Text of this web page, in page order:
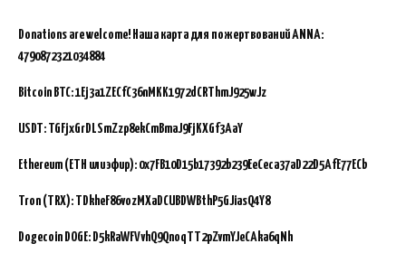
Donations are welcome! Наша карта для пожертвований ANNA:
4790872321034884
Bitcoin BTC:1Ej3a1ZECfC36nMKK1972dCRThmJ925wJz
USDT: TGFjxGrDLSmZzp8ekCmBmaJ9FjKXGf3AaY
Ethereum (ETH или эфир): 0x7FB10D15b17392b239EeCeca37aD22D5AfE77ECb
Tron (TRX): TDkheF86vozMXaDCUBDWBthP5GJiasQ4Y8
Dogecoin DOGE: D5kRaWFVvhQ9QnoqTT2pZvmYJeCAka6qNh